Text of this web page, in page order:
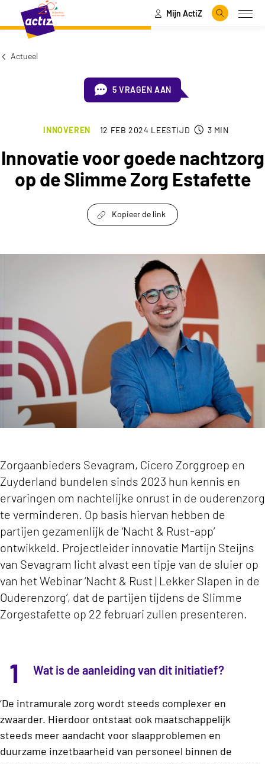
Naar hoofdinhoud
Naar menu Mijn ActiZ
Zoeken
Actueel
5 VRAGEN AAN
INNOVEREN 12 FEB 2024 LEESTIJD 3 MIN
Innovatie voor goede nachtzorg
op de Slimme Zorg Estafette
Kopieer de link
Innovatie voor goede nachtzorg op de
Zorgaanbieders Sevagram, Cicero Zorggroep en
Zuyderland bundelen sinds 2023 hun kennis en
ervaringen om nachtelijke onrust in de ouderenzorg
te verminderen. Op basis hiervan hebben de
partijen gezamenlijk de ‘Nacht & Rust-app’
ontwikkeld. Projectleider innovatie Martijn Steijns
van Sevagram licht alvast een tipje van de sluier op
van het Webinar ‘Nacht & Rust | Lekker Slapen in de
Ouderenzorg’, dat de partijen tijdens de Slimme
Zorgestafette op 22 februari zullen presenteren.
1 Wat is de aanleiding van dit initiatief?
‘De intramurale zorg wordt steeds complexer en
zwaarder. Hierdoor ontstaat ook maatschappelijk
steeds meer aandacht voor slaapproblemen en
duurzame inzetbaarheid van personeel binnen de